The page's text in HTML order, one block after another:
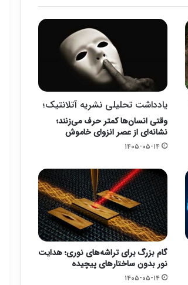
یادداشت تحلیلی نشریه آتلانتیک؛
وقتی انسان‌ها کمتر حرف می‌زنند؛
نشانه‌ای از عصر انزوای خاموش
۱۴۰۵-۰۵-۱۴
گام بزرگ برای تراشه‌های نوری؛ هدایت
نور بدون ساختارهای پیچیده
۱۴۰۵-۰۵-۱۴